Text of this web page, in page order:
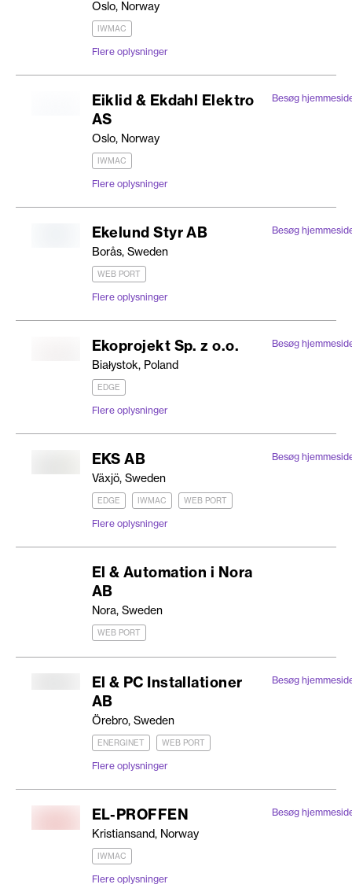
Oslo, Norway
IWMAC
Flere oplysninger
Eiklid & Ekdahl Elektro
AS
Oslo, Norway
IWMAC
Flere oplysninger
Besøg
Ekelund Styr AB
Borås, Sweden
WEB PORT
Flere oplysninger
Besøg
Ekoprojekt Sp. z o.o.
Białystok, Poland
EDGE
Flere oplysninger
Besøg
EKS AB
Växjö, Sweden
EDGE IWMAC WEB PORT
Flere oplysninger
Besøg
El & Automation i Nora
AB
Nora, Sweden
WEB PORT
El & PC Installationer
AB
Örebro, Sweden
ENERGINET WEB PORT
Flere oplysninger
Besøg
EL-PROFFEN
Kristiansand, Norway
IWMAC
Flere oplysninger
Besøg